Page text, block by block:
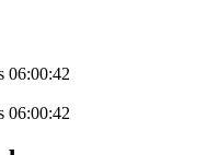
06:00:42
06:00:42